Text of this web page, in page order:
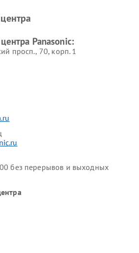
панелей Panasonic
Panasonic:
просп., 70, корп. 1
без перерывов и выходных